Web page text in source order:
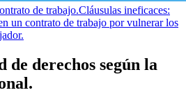
de trabajo.Cláusulas ineficaces:
un contrato de trabajo por vulnerar los
derechos según la